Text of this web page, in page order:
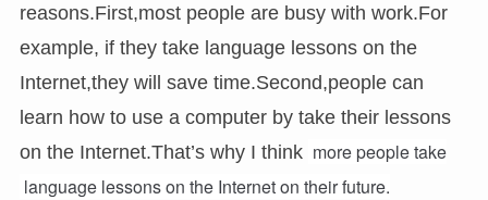
reasons.First,most people are busy with work.For
example, if they take language lessons on the
Internet,they will save time.Second,people can
learn how to use a computer by take their lessons
on the Internet.That’s why I think more people take
language lessons on the Internet on their future.